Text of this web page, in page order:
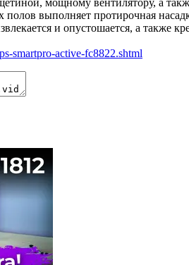
мощному вентилятору, а
выполняет протирочная
и опустошается, а также
smartpro-active-fc8822.shtml